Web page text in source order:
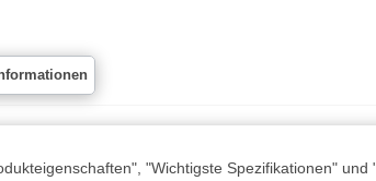
"Wichtigste Spezifikationen"